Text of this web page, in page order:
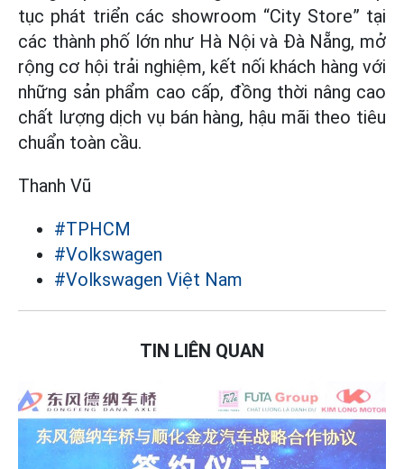
tục phát triển các showroom “City Store” tại
các thành phố lớn như Hà Nội và Đà Nẵng, mở
rộng cơ hội trải nghiệm, kết nối khách hàng với
những sản phẩm cao cấp, đồng thời nâng cao
chất lượng dịch vụ bán hàng, hậu mãi theo tiêu
chuẩn toàn cầu.
Thanh Vũ
#TPHCM
#Volkswagen
#Volkswagen Việt Nam
TIN LIÊN QUAN